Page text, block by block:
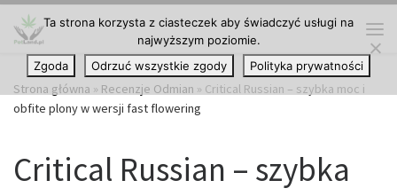
Przejdź do treści
Strona główna » Recenzje Odmian » Critical Russian – szybka moc i
obfite plony w wersji fast flowering
Critical Russian – szybka
Ta strona korzysta z ciasteczek aby świadczyć usługi na
najwyższym poziomie.
Zgoda
Odrzuć wszystkie zgody Polityka prywatności